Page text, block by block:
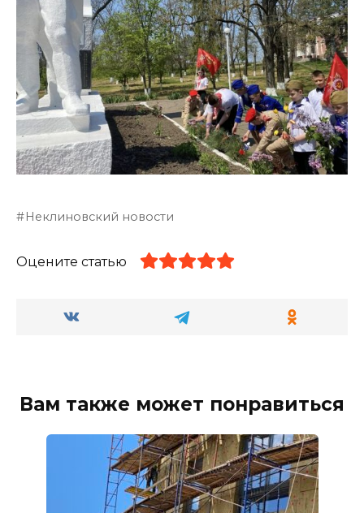
Неклиновский новости
Оцените статью
Вам также может понравиться